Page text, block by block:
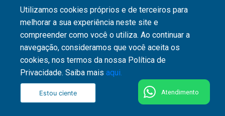
Atendimento
Utilizamos cookies próprios e de terceiros para
melhorar a sua experiência neste site e
compreender como você o utiliza. Ao continuar a
navegação, consideramos que você aceita os
cookies, nos termos da nossa Política de
Privacidade. Saiba mais aqui.
Estou ciente